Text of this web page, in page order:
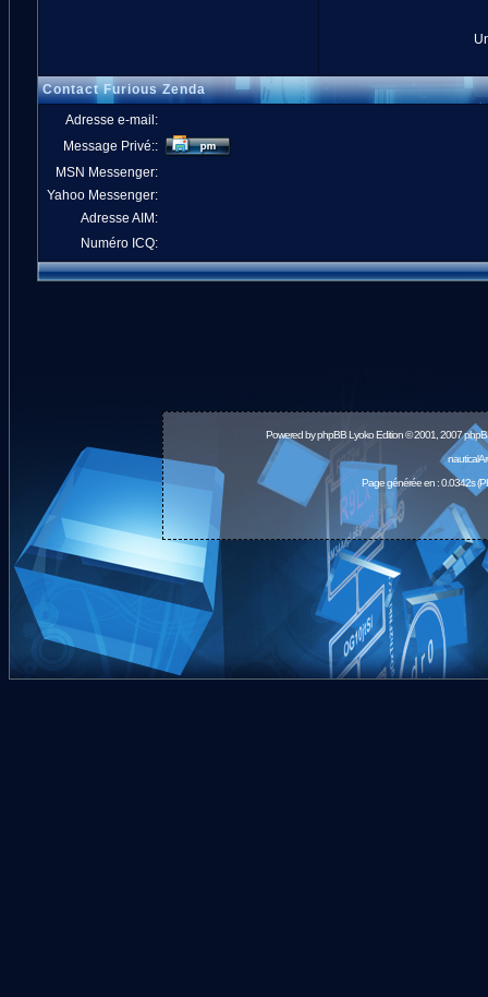
Contact Furious Zenda
Adresse e-mail:
Message Privé::
MSN Messenger:
Yahoo Messenger:
Adresse AIM:
Numéro ICQ:
Powered byphpBBLyoko Edition © 2001, 2007
Page générée en : 0.0342s